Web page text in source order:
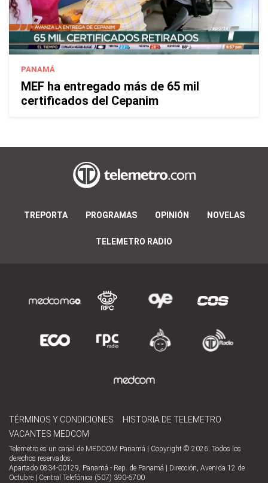
PANAMÁ
MEF ha entregado más de 65 mil
certificados del Cepanim
TREPORTA PROGRAMAS OPINIÓN NOVELAS
TELEMETRO RADIO
TÉRMINOS Y CONDICIONES
HISTORIA DE TELEMETRO
VACANTES MEDCOM
Telemetro es un canal de MEDCOM Panamá | Copyright © 2026. Todos los
derechos reservados.
Apartado 0834-00129, Panamá - Rep. de Panamá | Dirección, Avenida 12 de
Octubre | Central Telefónica (507) 390-6700